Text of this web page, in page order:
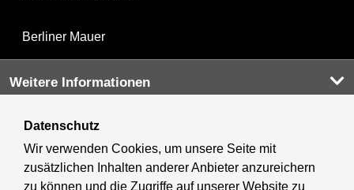
Berliner Mauer
Weitere Informationen
Kultur & Ausgehen
Tourismus
Datenschutz
Wir verwenden Cookies, um unsere Seite mit
zusätzlichen Inhalten anderer Anbieter anzureichern
zu können und die Zugriffe auf unserer Website zu